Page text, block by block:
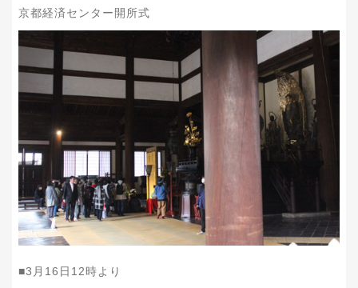
京都経済センター開所式
■3 月 16 日 12時より